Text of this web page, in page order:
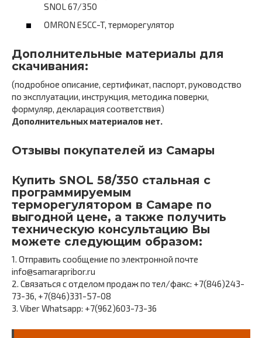
SNOL 67/350
OMRON E5CC-T, терморегулятор
Дополнительные материалы для
скачивания:
(подробное описание, сертификат, паспорт, руководство
по эксплуатации, инструкция, методика поверки,
формуляр, декларация соответствия)
Дополнительных материалов нет.
Отзывы покупателей из Самары
Купить SNOL 58/350 стальная c
программируемым
терморегулятором в Самаре по
выгодной цене, а также получить
техническую консультацию Вы
можете следующим образом:
1. Отправить сообщение по электронной почте
info@samarapribor.ru
2. Связаться с отделом продаж по тел/факс: +7(846)243-
73-36, +7(846)331-57-08
3. Viber Whatsapp: +7(962)603-73-36